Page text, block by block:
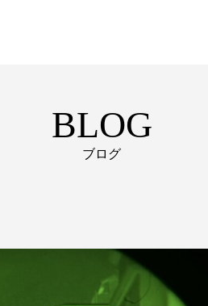
BLOG
ブログ